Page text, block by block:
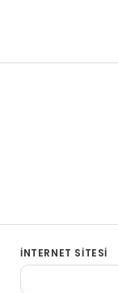
İNTERNET SITESI